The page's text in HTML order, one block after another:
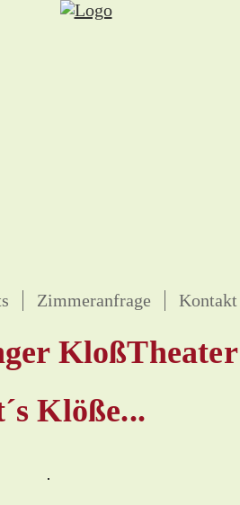
Kontakt
Zimmeranfrage
KloßTheater
Klöße...